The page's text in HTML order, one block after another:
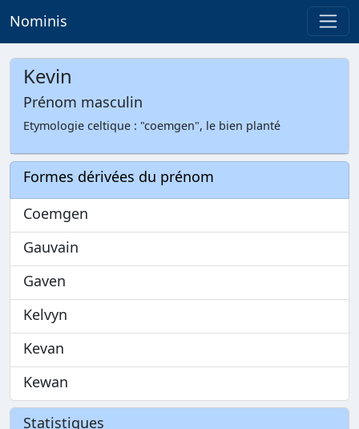
Nominis
Kevin
Prénom masculin
Etymologie celtique : "coemgen", le bien planté
Formes dérivées du prénom
Coemgen
Gauvain
Gaven
Kelvyn
Kevan
Kewan
Statistiques